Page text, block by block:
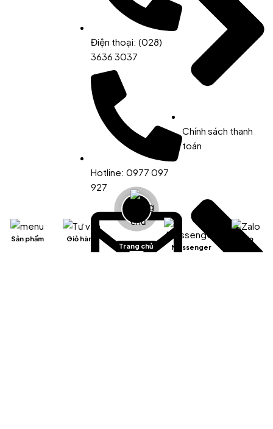
Điện thoại: (028)
3636 3037
Hotline: 0977 097
927
Chính sách thanh
toán
Sản phẩm
Giỏ hàng
Trang chủ
Messenger
Zalo